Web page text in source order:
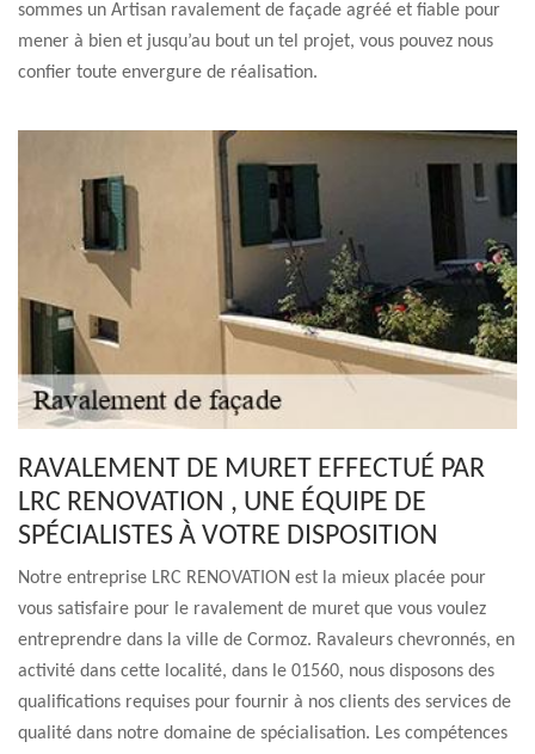
sommes un Artisan ravalement de façade agréé et fiable pour
mener à bien et jusqu’au bout un tel projet, vous pouvez nous
confier toute envergure de réalisation.
RAVALEMENT DE MURET EFFECTUÉ PAR
LRC RENOVATION , UNE ÉQUIPE DE
SPÉCIALISTES À VOTRE DISPOSITION
Notre entreprise LRC RENOVATION est la mieux placée pour
vous satisfaire pour le ravalement de muret que vous voulez
entreprendre dans la ville de Cormoz. Ravaleurs chevronnés, en
activité dans cette localité, dans le 01560, nous disposons des
qualifications requises pour fournir à nos clients des services de
qualité dans notre domaine de spécialisation. Les compétences